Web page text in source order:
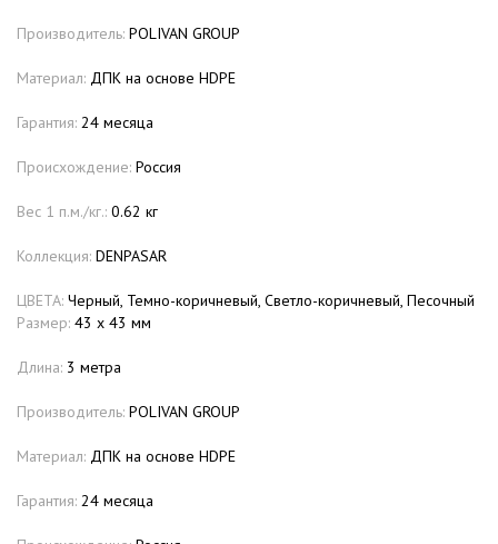
Производитель: POLIVAN GROUP
Материал: ДПК на основе HDPE
Гарантия: 24 месяца
Происхождение: Россия
Вес 1 п.м./кг.: 0.62 кг
Коллекция: DENPASAR
ЦВЕТА: Черный, Темно-коричневый, Светло-коричневый, Песочный
Размер: 43 х 43 мм
Длина: 3 метра
Производитель: POLIVAN GROUP
Материал: ДПК на основе HDPE
Гарантия: 24 месяца